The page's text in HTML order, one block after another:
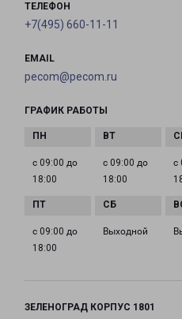
ТЕЛЕФОН
+7(495) 660-11-11
EMAIL
pecom@pecom.ru
ГРАФИК РАБОТЫ
с 09:00 до
18:00
с 09:00 до
18:00
с
с 09:00 до
18:00
Выходной
ЗЕЛЕНОГРАД КОРПУС 1801